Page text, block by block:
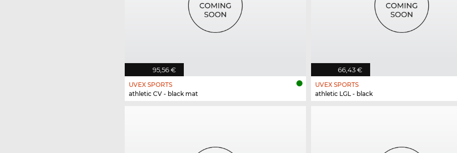
95,56 €
UVEX SPORTS
athletic CV - black mat
66,43 €
UVEX SPORTS
athletic LGL - black